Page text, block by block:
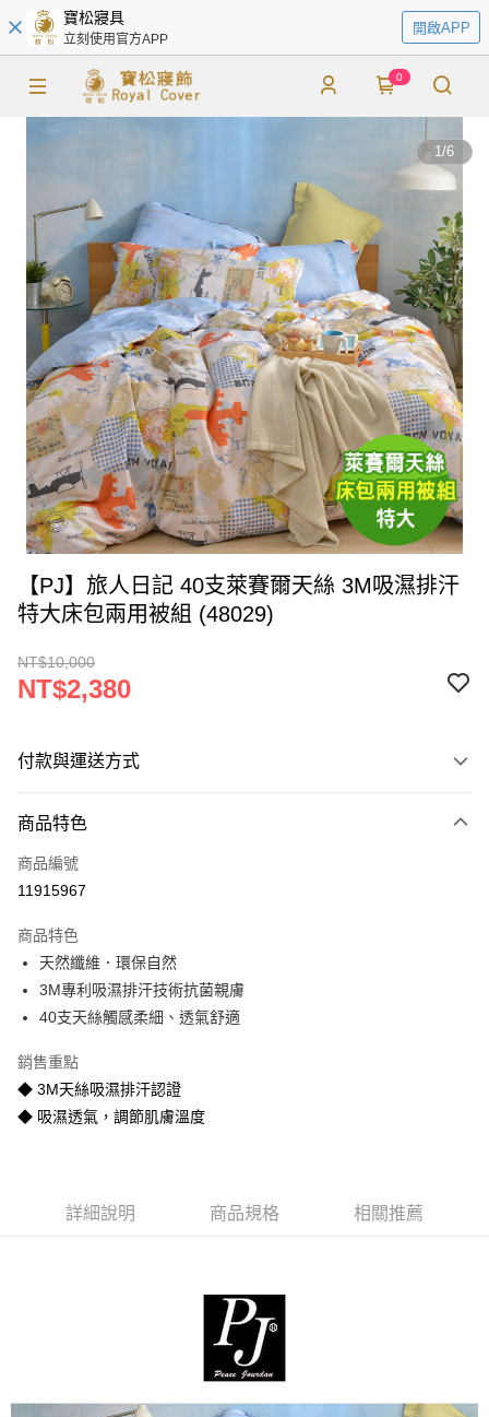
寶松寢具
立刻使用官方APP
開啟APP
0
1/6
【PJ】旅人日記 40支萊賽爾天絲 3M吸濕排汗
特大床包兩用被組 (48029)
NT$10,000
NT$2,380
付款與運送方式
信用卡一次付款
LINE Pay
街口支付
悠遊付
全盈+PAY
AFTEE先享後付
便利好安心！
１．於結帳方式選擇「AFTEE先享後付」後，將跳轉至「AFTEE先享後付」
結帳頁面，進行簡訊認證並確認金額後，即可完成結帳。
２．訂單成立數日內，您將收到繳費通知簡訊。
３．收到繳費通知簡訊後14天內，點擊此簡訊中的連結，可透過四大超商／
ATM／網路銀行／等多元方式進行付款，方視為交易完成。
商品特色
商品編號
11915967
商品特色
天然纖維．環保自然
3M專利吸濕排汗技術抗菌親膚
40支天絲觸感柔細、透氣舒適
銷售重點
◆ 3M天絲吸濕排汗認證
◆ 吸濕透氣，調節肌膚溫度
詳細說明 商品規格 相關推薦